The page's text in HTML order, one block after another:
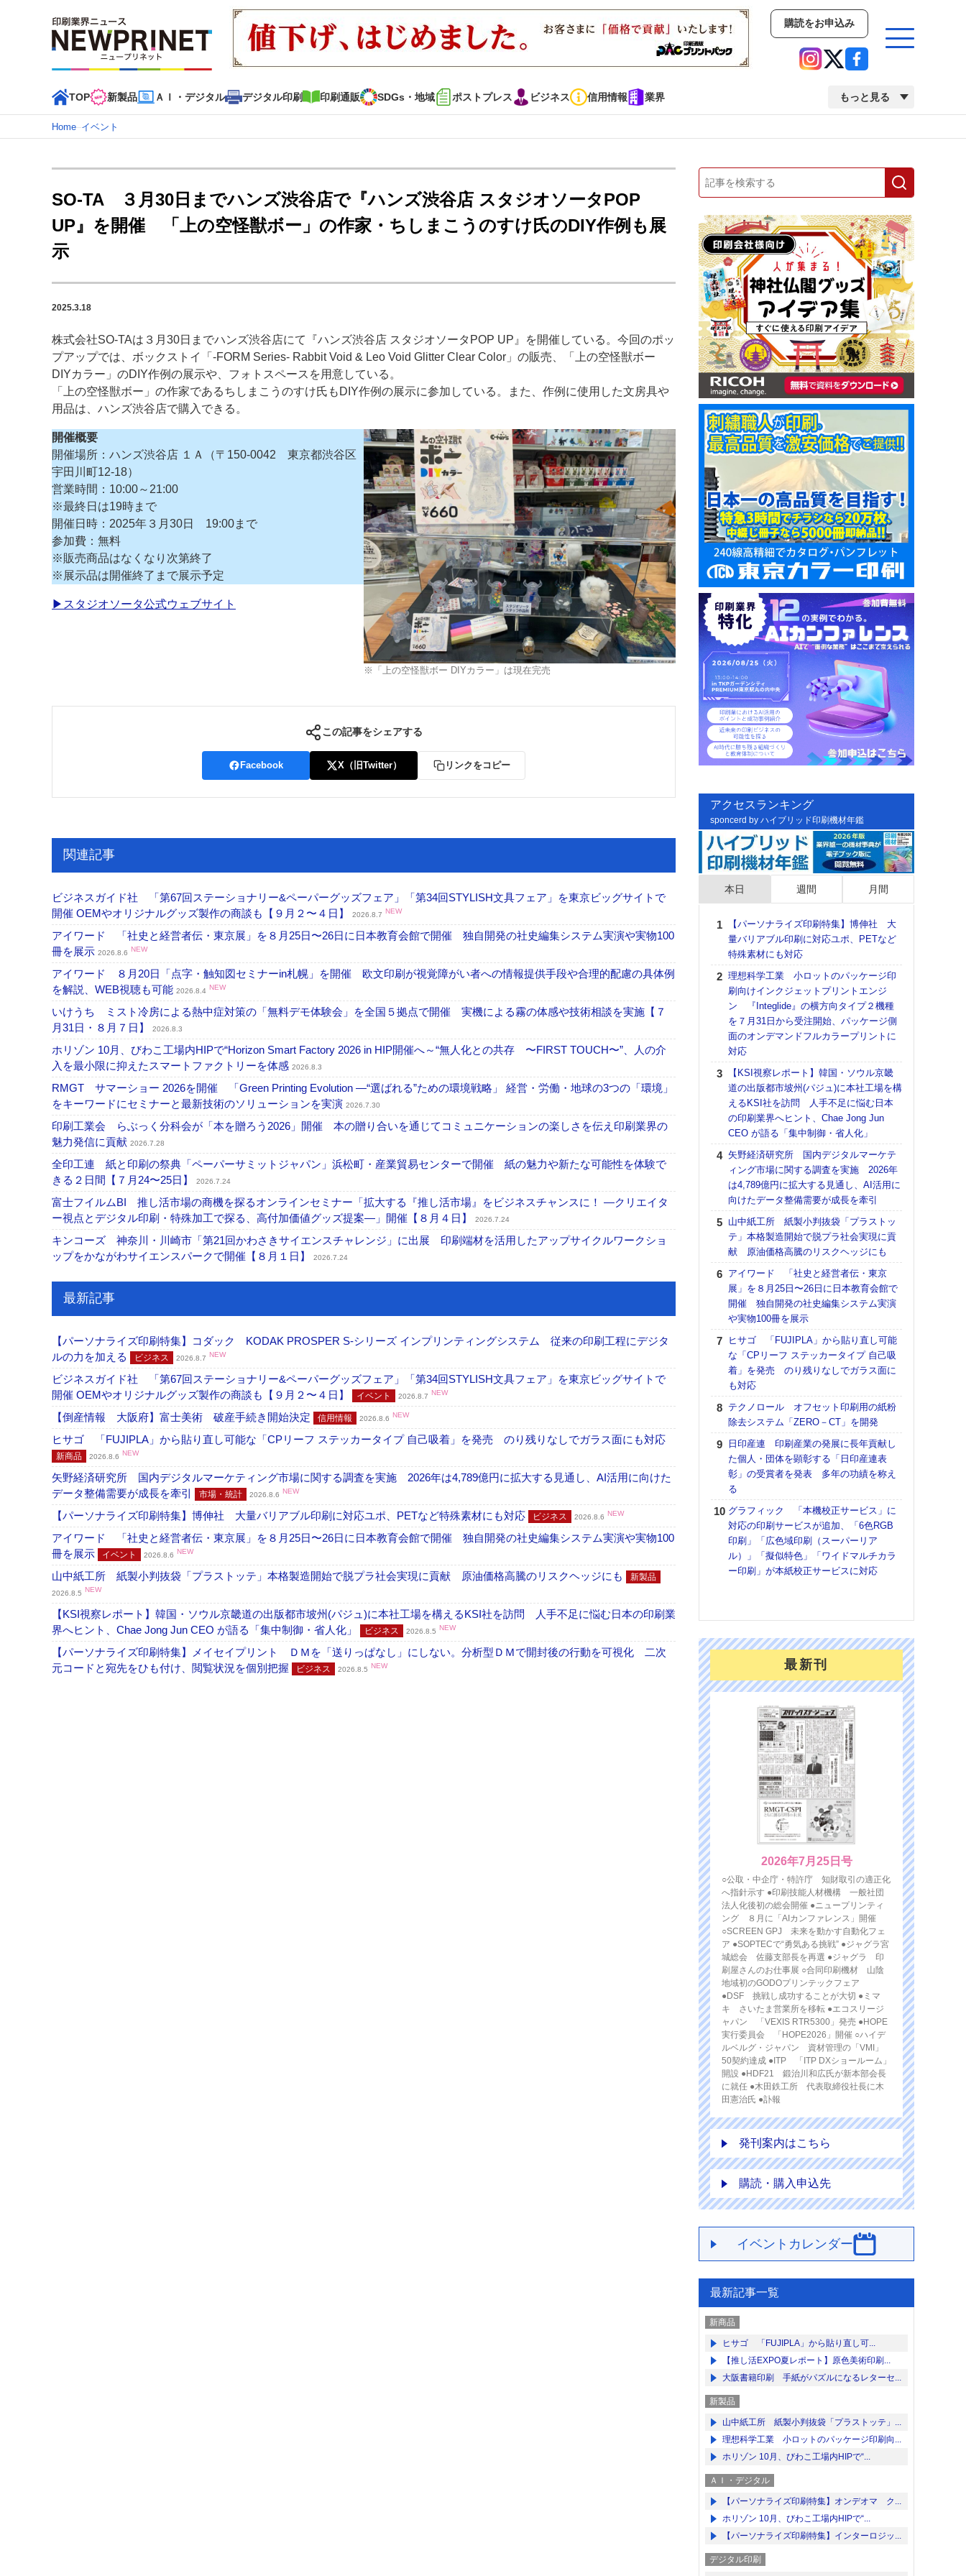
購読をお申込み
TOP 新製品 ＡＩ・デジタル デジタル印刷 印刷通販 SDGs・地域 ポストプレス ビジネス 信用情報 業界 もっと見る
イベント
インデックス
TOP 新着記事 特集記事 動画コンテンツ インタビュー コレクション
カテゴリー一覧
新商品 新製品 ＡＩ・デジタル デジタル印刷 印刷通販 SDGs・地域 ポストプレス ビジネス イベント 信用情報 業界 市場・統計 人事・移転・異動・訃報
特集記事カテゴリー一覧
中古印刷機・製本機特集
2022 検査・校正特集
特集・デジタル印刷 ～ 新成長軌道を描く
案内
発刊案内 JFPI印刷用語集 印刷機材年鑑
運営
会社案内 お問い合わせ
Home–イベント
SO-TA ３月30日までハンズ渋谷店で『ハンズ渋谷店 スタジオソータPOP
UP』を開催 「上の空怪獣ボー」の作家・ちしまこうのすけ氏のDIY作例も展
示
2025.3.18
株式会社SO-TAは３月30日までハンズ渋谷店にて『ハンズ渋谷店 スタジオソータPOP UP』を開催している。今回のポッ
プアップでは、ボックストイ「-FORM Series- Rabbit Void & Leo Void Glitter Clear Color」の販売、「上の空怪獣ボー
DIYカラー」のDIY作例の展示や、フォトスペースを用意している。
「上の空怪獣ボー」の作家であるちしまこうのすけ氏もDIY作例の展示に参加している。また、作例に使用した文房具や
用品は、ハンズ渋谷店で購入できる。
開催概要
開催場所：ハンズ渋谷店 １Ａ（〒150-0042 東京都渋谷区
宇田川町12-18）
営業時間：10:00～21:00
※最終日は19時まで
開催日時：2025年３月30日 19:00まで
参加費：無料
※販売商品はなくなり次第終了
※展示品は開催終了まで展示予定
▶スタジオソータ公式ウェブサイト
※「上の空怪獣ボー DIYカラー」は現在完売
この記事をシェアする
Facebook X（旧Twitter） リンクをコピー
関連記事
ビジネスガイド社 「第67回ステーショナリー&ペーパーグッズフェア」「第34回STYLISH文具フェア」を東京ビッグサイトで
開催 OEMやオリジナルグッズ製作の商談も【９月２〜４日】
2026.8.7 NEW
アイワード 「社史と経営者伝・東京展」を８月25日〜26日に日本教育会館で開催 独自開発の社史編集システム実演や実物100
冊を展示 2026.8.6 NEW
アイワード ８月20日「点字・触知図セミナーin札幌」を開催 欧文印刷が視覚障がい者への情報提供手段や合理的配慮の具体例
を解説、WEB視聴も可能 2026.8.4 NEW
いけうち ミスト冷房による熱中症対策の「無料デモ体験会」を全国５拠点で開催 実機による霧の体感や技術相談を実施【７
月31日・８月７日】
2026.8.3
ホリゾン 10月、びわこ工場内HIPで“Horizon Smart Factory 2026 in HIP開催へ～“無人化との共存 〜FIRST TOUCH〜”、人の介
入を最小限に抑えたスマートファクトリーを体感 2026.8.3
RMGT サマーショー 2026を開催 「Green Printing Evolution ―“選ばれる”ための環境戦略」 経営・労働・地球の3つの「環境」
をキーワードにセミナーと最新技術のソリューションを実演 2026.7.30
印刷工業会 らぶっく分科会が「本を贈ろう2026」開催 本の贈り合いを通じてコミュニケーションの楽しさを伝え印刷業界の
魅力発信に貢献 2026.7.28
全印工連 紙と印刷の祭典「ペーパーサミットジャパン」浜松町・産業貿易センターで開催 紙の魅力や新たな可能性を体験で
きる２日間【７月24〜25日】
2026.7.24
富士フイルムBI 推し活市場の商機を探るオンラインセミナー「拡大する『推し活市場』をビジネスチャンスに！ ―クリエイタ
ー視点とデジタル印刷・特殊加工で探る、高付加価値グッズ提案―」開催【８月４日】
2026.7.24
キンコーズ 神奈川・川崎市「第21回かわさきサイエンスチャレンジ」に出展 印刷端材を活用したアップサイクルワークショ
ップをかながわサイエンスパークで開催【８月１日】
2026.7.24
最新記事
【パーソナライズ印刷特集】コダック KODAK PROSPER S-シリーズ インプリンティングシステム 従来の印刷工程にデジタ
ルの力を加える
ビジネス 2026.8.7 NEW
ビジネスガイド社 「第67回ステーショナリー&ペーパーグッズフェア」「第34回STYLISH文具フェア」を東京ビッグサイトで
開催 OEMやオリジナルグッズ製作の商談も【９月２〜４日】
イベント 2026.8.7 NEW
【倒産情報 大阪府】富士美術 破産手続き開始決定 信用情報 2026.8.6 NEW
ヒサゴ 「FUJIPLA」から貼り直し可能な「CPリーフ ステッカータイプ 自己吸着」を発売 のり残りなしでガラス面にも対応
新商品 2026.8.6 NEW
矢野経済研究所 国内デジタルマーケティング市場に関する調査を実施 2026年は4,789億円に拡大する見通し、AI活用に向けた
データ整備需要が成長を牽引
市場・統計 2026.8.6 NEW
【パーソナライズ印刷特集】博伸社 大量バリアブル印刷に対応ユポ、PETなど特殊素材にも対応 ビジネス 2026.8.6 NEW
アイワード 「社史と経営者伝・東京展」を８月25日〜26日に日本教育会館で開催 独自開発の社史編集システム実演や実物100
冊を展示
イベント 2026.8.6 NEW
山中紙工所 紙製小判抜袋「プラストッテ」本格製造開始で脱プラ社会実現に貢献 原油価格高騰のリスクヘッジにも 新製品
2026.8.5 NEW
【KSI視察レポート】韓国・ソウル京畿道の出版都市坡州(パジュ)に本社工場を構えるKSI社を訪問 人手不足に悩む日本の印刷業
界へヒント、Chae Jong Jun CEO が語る「集中制御・省人化」
ビジネス 2026.8.5 NEW
【パーソナライズ印刷特集】メイセイプリント ＤＭを「送りっぱなし」にしない。分析型ＤＭで開封後の行動を可視化 二次
元コードと宛先をひも付け、閲覧状況を個別把握
ビジネス 2026.8.5 NEW
アクセスランキング
sponcerd by ハイブリッド印刷機材年鑑
本日 週間 月間
【パーソナライズ印刷特集】博伸社 大
量バリアブル印刷に対応ユポ、PETなど
特殊素材にも対応
理想科学工業 小ロットのパッケージ印
刷向けインクジェットプリントエンジ
ン 『Integlide』の横方向タイプ２機種
を７月31日から受注開始、パッケージ側
面のオンデマンドフルカラープリントに
対応
【KSI視察レポート】韓国・ソウル京畿
道の出版都市坡州(パジュ)に本社工場を構
えるKSI社を訪問 人手不足に悩む日本
の印刷業界へヒント、Chae Jong Jun
CEO が語る「集中制御・省人化」
矢野経済研究所 国内デジタルマーケテ
ィング市場に関する調査を実施 2026年
は4,789億円に拡大する見通し、AI活用に
向けたデータ整備需要が成長を牽引
山中紙工所 紙製小判抜袋「プラストッ
テ」本格製造開始で脱プラ社会実現に貢
献 原油価格高騰のリスクヘッジにも
アイワード 「社史と経営者伝・東京
展」を８月25日〜26日に日本教育会館で
開催 独自開発の社史編集システム実演
や実物100冊を展示
ヒサゴ 「FUJIPLA」から貼り直し可能
な「CPリーフ ステッカータイプ 自己吸
着」を発売 のり残りなしでガラス面に
も対応
テクノロール オフセット印刷用の紙粉
除去システム「ZERO－CT」を開発
日印産連 印刷産業の発展に長年貢献し
た個人・団体を顕彰する「日印産連表
彰」の受賞者を発表 多年の功績を称え
る
グラフィック 「本機校正サービス」に
対応の印刷サービスが追加、「6色RGB
印刷」「広色域印刷（スーパーリア
ル）」「擬似特色」「ワイドマルチカラ
ー印刷」が本紙校正サービスに対応
最新刊
2026年7月25日号
○公取・中企庁・特許庁 知財取引の適正化
へ指針示す ●印刷技能人材機構 一般社団
法人化後初の総会開催 ●ニュープリンティ
ング ８月に「AIカンファレンス」開催
○SCREEN GPJ 未来を動かす自動化フェ
ア ●SOPTECで“勇気ある挑戦” ●ジャグラ宮
城総会 佐藤支部長を再選 ●ジャグラ 印
刷屋さんのお仕事展 ○合同印刷機材 山陰
地域初のGODOプリンテックフェア
●DSF 挑戦し成功することが大切 ●ミマ
キ さいたま営業所を移転 ●エコスリージ
ャパン 「VEXIS RTR5300」発売 ●HOPE
実行委員会 「HOPE2026」開催 ○ハイデ
ルベルグ・ジャパン 資材管理の「VMI」
50契約達成 ●ITP 「ITP DXショールーム」
開設 ●HDF21 鍛治川和広氏が新本部会長
に就任 ●木田鉄工所 代表取締役社長に木
田憲治氏 ●訃報
発刊案内はこちら
購読・購入申込先
イベントカレンダー
最新記事一覧
新商品
ヒサゴ 「FUJIPLA」から貼り直し可...
【推し活EXPO夏レポート】原色美術印刷...
大阪書籍印刷 手紙がパズルになるレターセ...
新製品
山中紙工所 紙製小判抜袋「プラストッテ」...
理想科学工業 小ロットのパッケージ印刷向...
ホリゾン 10月、びわこ工場内HIPで“...
ＡＩ・デジタル
【パーソナライズ印刷特集】オンデオマ ク...
ホリゾン 10月、びわこ工場内HIPで“...
【パーソナライズ印刷特集】インターロジッ...
デジタル印刷